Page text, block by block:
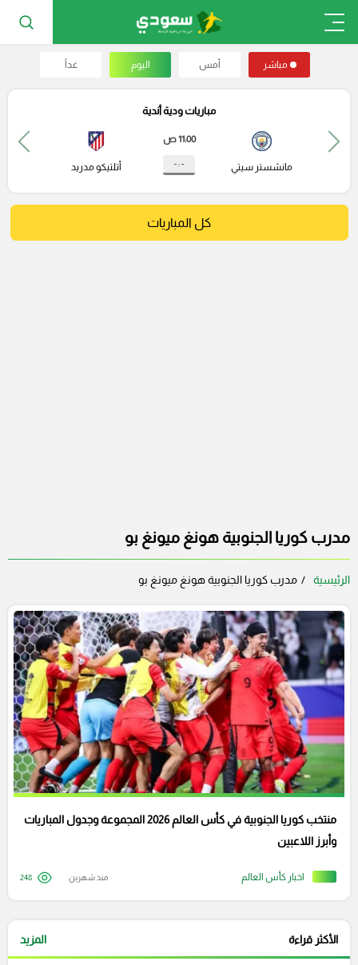
مباشر أمس اليوم غداً
مباريات ودية أندية
مانشستر سيتي
11:00 ص
- : - أتلتيكو مدريد
كل المباريات
مدرب كوريا الجنوبية هونغ ميونغ بو
الرئيسية مدرب كوريا الجنوبية هونغ ميونغ بو
اخبار كأس العالم
منتخب كوريا الجنوبية في كأس العالم 2026 المجموعة وجدول المباريات
وأبرز اللاعبين
منذ شهرين 248
الأكثر قراءة المزيد